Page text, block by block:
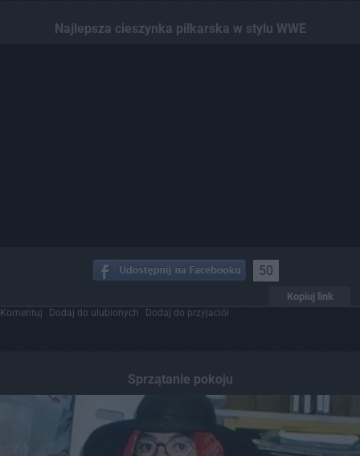
Najlepsza cieszynka piłkarska w stylu WWE
50
Kopiuj link
Komentuj Dodaj do ulubionych Dodaj do przyjaciół
Sprzątanie pokoju